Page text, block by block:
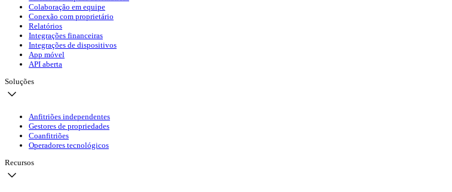
Colaboração em equipe
Conexão com proprietário
Relatórios
Integrações financeiras
Integrações de dispositivos
App móvel
API aberta
Soluções
Anfitriões independentes
Gestores de propriedades
Coanfitriões
Operadores tecnológicos
Recursos